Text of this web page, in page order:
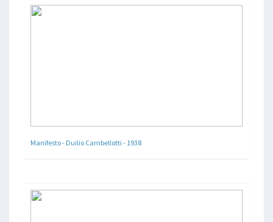
Manifesto - Duilio Cambellotti - 1938